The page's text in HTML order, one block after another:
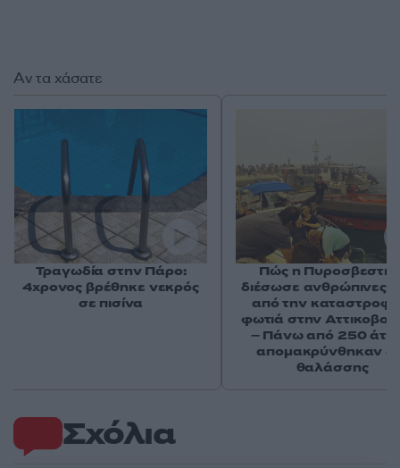
Σχόλια
Αν τα χάσατε
Τραγωδία στην Πάρο:
4χρονος βρέθηκε νεκρός
σε πισίνα
Πώς η
διέσωσε ανθρώπινες
από την
φωτιά στην
– Πάνω από 250
απομακρύνθηκαν
θαλάσσης